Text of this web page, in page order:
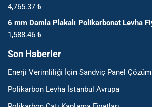
4,765.37 ₺
6 mm Damla Plakalı Polikarbonat Levha
1,588.46 ₺
Son Haberler
Enerji Verimliliği İçin Sandviç Panel
Polikarbon Levha İstanbul Avrupa